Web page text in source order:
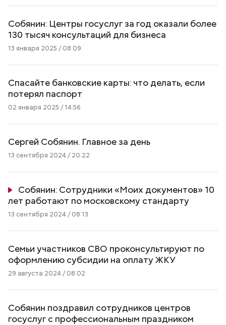
Собянин: Центры госуслуг за год оказали более
130 тысяч консультаций для бизнеса
13 января 2025 / 08:09
Спасайте банковские карты: что делать, если
потерял паспорт
02 января 2025 / 14:56
Сергей Собянин. Главное за день
13 сентября 2024 / 20:22
Собянин: Сотрудники «Моих документов» 10
лет работают по московскому стандарту
13 сентября 2024 / 08:13
Семьи участников СВО проконсультируют по
оформлению субсидии на оплату ЖКУ
29 августа 2024 / 08:02
Собянин поздравил сотрудников центров
госуслуг с профессиональным праздником